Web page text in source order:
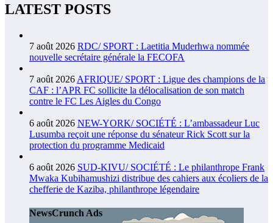
LATEST POSTS
7 août 2026 RDC/ SPORT : Laetitia Muderhwa nommée
nouvelle secrétaire générale la FECOFA
7 août 2026 AFRIQUE/ SPORT : Ligue des champions de la
CAF : l’APR FC sollicite la délocalisation de son match
contre le FC Les Aigles du Congo
6 août 2026 NEW-YORK/ SOCIÉTÉ : L’ambassadeur Luc
Lusumba reçoit une réponse du sénateur Rick Scott sur la
protection du programme Medicaid
6 août 2026 SUD-KIVU/ SOCIÉTÉ : Le philanthrope Frank
Mwaka Kubihamushizi distribue des cahiers aux écoliers de la
chefferie de Kaziba, philanthrope légendaire
NewsCrunch Ads